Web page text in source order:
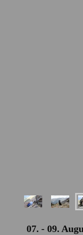
07. - 09.